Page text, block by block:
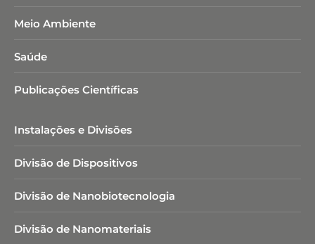
Meio Ambiente
Saúde
Publicações Científicas
Instalações e Divisões
Divisão de Dispositivos
Divisão de Nanobiotecnologia​
Divisão de Nanomateriais